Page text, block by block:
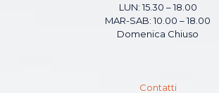
LUN: 15.30 – 18.00
MAR-SAB: 10.00 – 18.00
Domenica Chiuso
Contatti